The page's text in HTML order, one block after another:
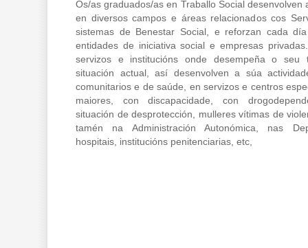
Os/as graduados/as en Traballo Social desenvolven
en diversos campos e áreas relacionados cos
sistemas de Benestar Social, e reforzan cada
entidades de iniciativa social e empresas
servizos e institucións onde desempeña o seu
situación actual, así desenvolven a súa
comunitarios e de saúde, en servizos e centros
maiores, con discapacidade, con
situación de desprotección, mulleres vítimas de
tamén na Administración Autonómica, nas
hospitais, institucións penitenciarias, etc,